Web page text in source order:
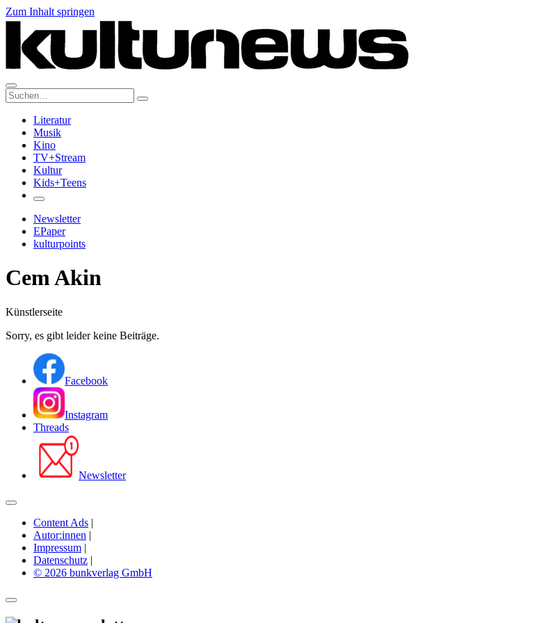
Zum Inhalt springen
Suche:
Literatur
Musik
Kino
TV+Stream
Kultur
Kids+Teens
Newsletter
EPaper
kulturpoints
Cem Akin
Künstlerseite
Sorry, es gibt leider keine Beiträge.
Facebook
Instagram
Threads
Newsletter
Content Ads |
Autor:innen |
Impressum |
Datenschutz |
© 2026 bunkverlag GmbH